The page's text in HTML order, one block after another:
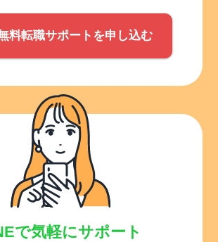
料転職サポートを申し込む
で気軽にサポート